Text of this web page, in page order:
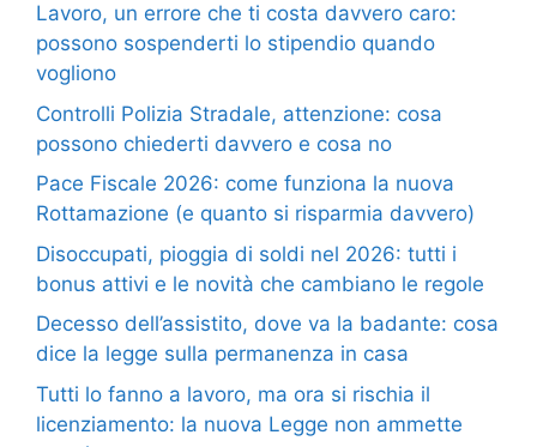
Lavoro, un errore che ti costa davvero caro:
possono sospenderti lo stipendio quando
vogliono
Controlli Polizia Stradale, attenzione: cosa
possono chiederti davvero e cosa no
Pace Fiscale 2026: come funziona la nuova
Rottamazione (e quanto si risparmia davvero)
Disoccupati, pioggia di soldi nel 2026: tutti i
bonus attivi e le novità che cambiano le regole
Decesso dell’assistito, dove va la badante: cosa
dice la legge sulla permanenza in casa
Tutti lo fanno a lavoro, ma ora si rischia il
licenziamento: la nuova Legge non ammette